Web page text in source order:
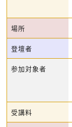
場所
登壇者
参加対象者
受講料